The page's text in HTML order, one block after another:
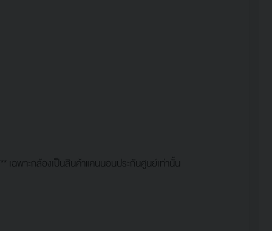
ฉพาะกล้องเป็นสินค้าแคนนอนประกันศูนย์เท่านั้น